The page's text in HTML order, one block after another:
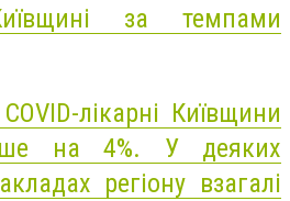
за темпами
лікарні Київщини
на 4%. У деяких
регіону взагалі